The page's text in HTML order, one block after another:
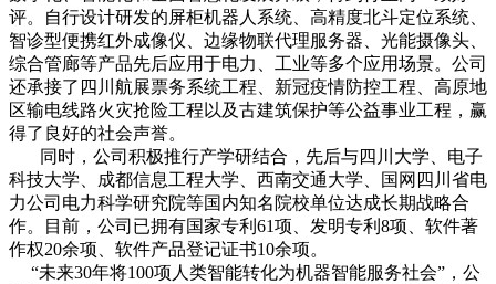
评。自行设计研发的屏柜机器人系统、高精度北斗定位系统、
智诊型便携红外成像仪、边缘物联代理服务器、光能摄像头、
综合管廊等产品先后应用于电力、工业等多个应用场景。公司
还承接了四川航展票务系统工程、新冠疫情防控工程、高原地
区输电线路火灾抢险工程以及古建筑保护等公益事业工程，赢
得了良好的社会声誉。
同时，公司积极推行产学研结合，先后与四川大学、电子
科技大学、成都信息工程大学、西南交通大学、国网四川省电
力公司电力科学研究院等国内知名院校单位达成长期战略合
作。目前，公司已拥有国家专利61项、发明专利8项、软件著
作权20余项、软件产品登记证书10余项。
“未来30年将100项人类智能转化为机器智能服务社会”，公